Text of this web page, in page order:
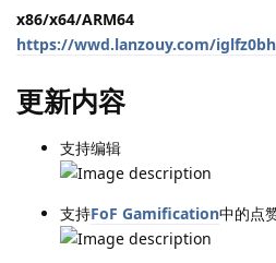
x86/x64/ARM64
https://wwd.lanzouy.com/
更新内容
支持编辑
支持FoF Gamification中的点